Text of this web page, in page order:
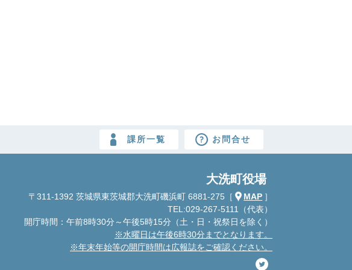
課所一覧 お問合せ
大洗町役場
〒311-1392 茨城県東茨城郡大洗町磯浜町 6881-275 ［ MAP ］
TEL:029-267-5111（代表）
開庁時間：午前8時30分～午後5時15分 （土・日・祝祭日を除く）
※水曜日は午後6時30分までとなります。
※年末年始等の開庁時間は広報誌をご確認ください。